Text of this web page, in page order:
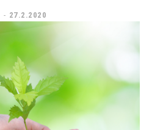
- 27.2.2020